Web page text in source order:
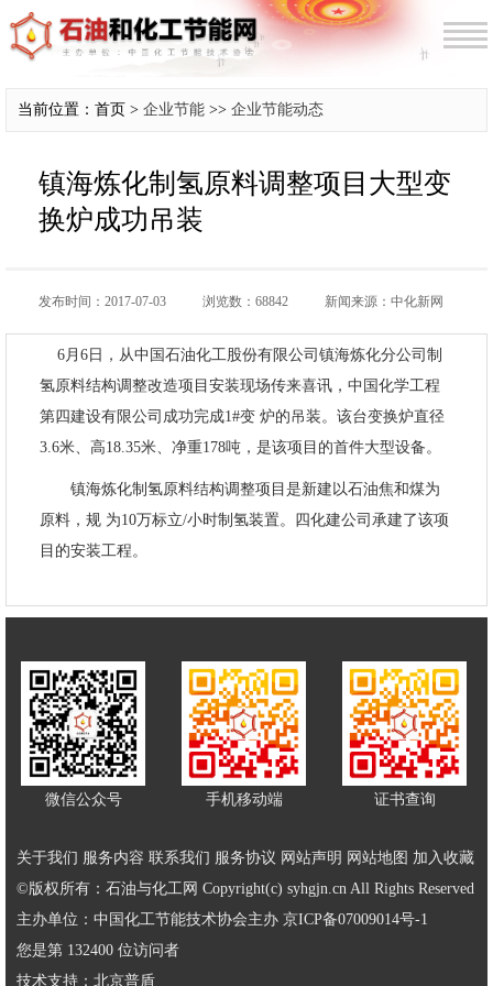
当前位置：首页 > 企业节能 >> 企业节能动态
镇海炼化制氢原料调整项目大型变
换炉成功吊装
发布时间：2017-07-03 浏览数：68842 新闻来源：中化新网
6月6日，从中国石油化工股份有限公司镇海炼化分公司制
氢原料结构调整改造项目安装现场传来喜讯，中国化学工程
第四建设有限公司成功完成1#变 炉的吊装。该台变换炉直径
3.6米、高18.35米、净重178吨，是该项目的首件大型设备。
镇海炼化制氢原料结构调整项目是新建以石油焦和煤为
原料，规 为10万标立/小时制氢装置。四化建公司承建了该项
目的安装工程。
微信公众号 手机移动端 证书查询
关于我们 服务内容 联系我们 服务协议 网站声明 网站地图 加入收藏
©版权所有：石油与化工网 Copyright(c) syhgjn.cn All Rights Reserved
主办单位：中国化工节能技术协会主办 京ICP备07009014号-1
您是第 132400 位访问者
技术支持： 北京普盾